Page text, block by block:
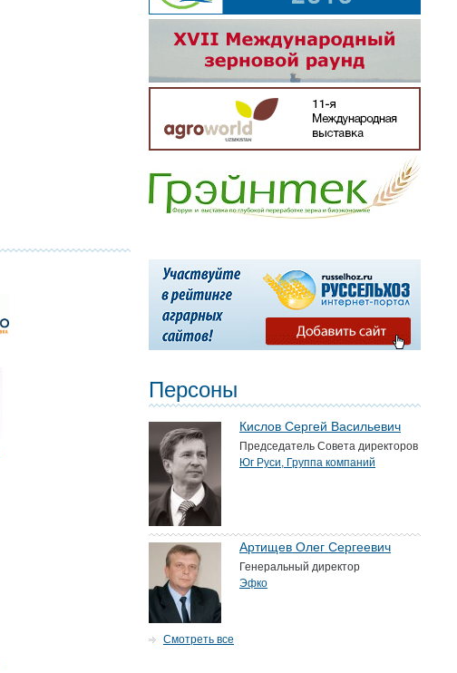
Персоны
Кислов Сергей Васильевич
Председатель Совета директоров
Юг Руси, Группа компаний
Артищев Олег Сергеевич
Генеральный директор
Эфко
Смотреть все